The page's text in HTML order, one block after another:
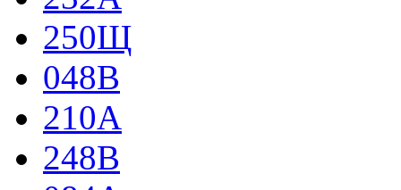
250Щ
048В
210А
248В